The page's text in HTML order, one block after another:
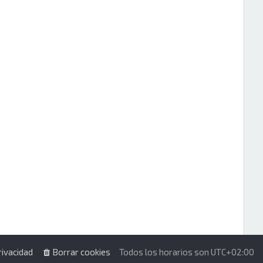
Todos los horarios son UTC+02:00
Borrar cookies